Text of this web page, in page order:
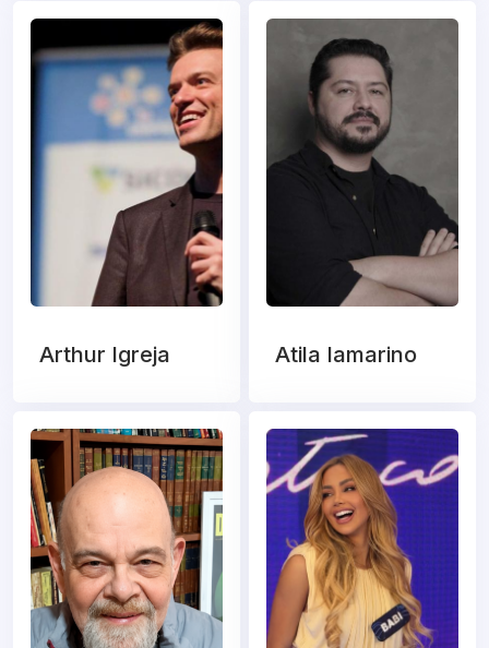
Arthur Igreja Atila Iamarino